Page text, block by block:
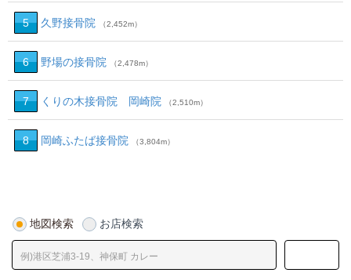
5 久野接骨院 （2,452m）
6 野場の接骨院 （2,478m）
7 くりの木接骨院 岡崎院 （2,510m）
8 岡崎ふたば接骨院 （3,804m）
地図検索 お店検索